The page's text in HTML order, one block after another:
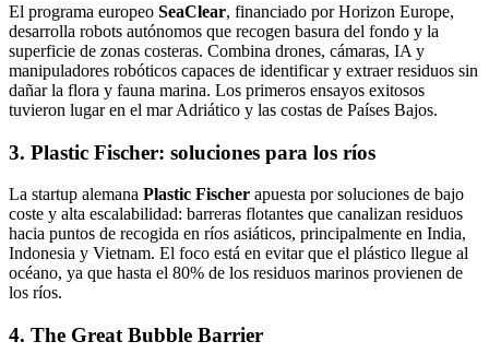
El programa europeo SeaClear, financiado por Horizon Europe,
desarrolla robots autónomos que recogen basura del fondo y la
superficie de zonas costeras. Combina drones, cámaras, IA y
manipuladores robóticos capaces de identificar y extraer residuos sin
dañar la flora y fauna marina. Los primeros ensayos exitosos
tuvieron lugar en el mar Adriático y las costas de Países Bajos.
3. Plastic Fischer: soluciones para los ríos
La startup alemana Plastic Fischer apuesta por soluciones de bajo
coste y alta escalabilidad: barreras flotantes que canalizan residuos
hacia puntos de recogida en ríos asiáticos, principalmente en India,
Indonesia y Vietnam. El foco está en evitar que el plástico llegue al
océano, ya que hasta el 80% de los residuos marinos provienen de
los ríos.
4. The Great Bubble Barrier